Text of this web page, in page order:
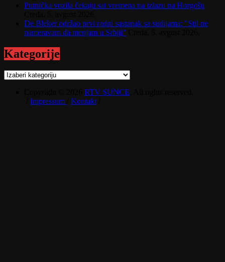
Putnička vozila čekaju sat vremena na izlazu na Horgošu
De Bleker održao prvi radni sastanak sa sudijama: "Stil ne
nameravam da menjam u Srbiji"
Kategorije
Kategorije
RTV SUNCE
Impressum Kontakt/